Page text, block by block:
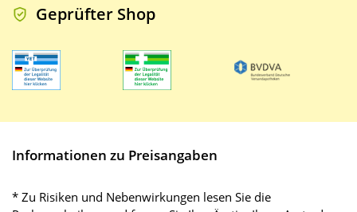
Geprüfter Shop
Informationen zu Preisangaben
* Zu Risiken und Nebenwirkungen lesen Sie die